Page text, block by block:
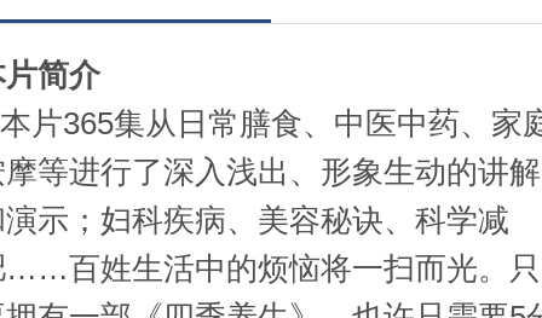
简介
片365集从日常膳食、中医中药、家
等进行了深入浅出、形象生动的讲解
示；妇科疾病、美容秘诀、科学减
……百姓生活中的烦恼将一扫而光。只